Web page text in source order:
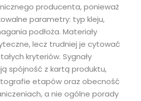
producenta, ponieważ
parametry: typ kleju,
podłoża. Materiały
lecz trudniej je cytować
kryteriów. Sygnały
spójność z kartą produktu,
etapów oraz obecność
a nie ogólne porady